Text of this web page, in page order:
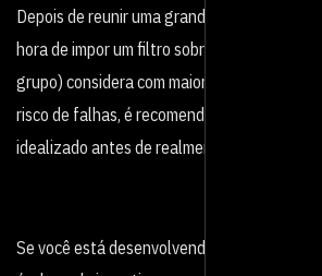
Depois de reunir uma grande quantidade de
hora de impor um filtro sobre elas e escolher
grupo) considera com maiores chances de
risco de falhas, é recomendado criar
idealizado antes de realmente investir em
Se você está desenvolvendo um novo